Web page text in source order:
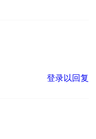
登录以回复